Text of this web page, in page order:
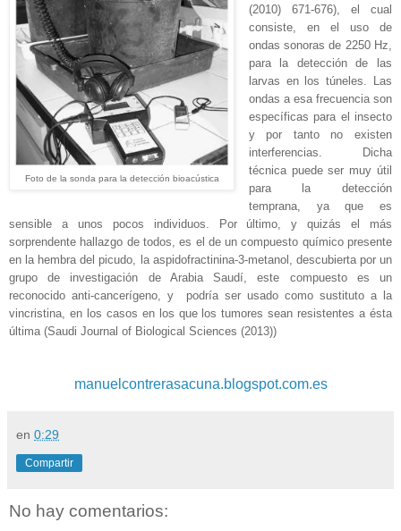
Foto de la sonda para la detección bioacústica
(2010) 671-676), el cual
consiste, en el uso de
ondas sonoras de 2250 Hz,
para la detección de las
larvas en los túneles. Las
ondas a esa frecuencia son
específicas para el insecto
y por tanto no existen
interferencias. Dicha
técnica puede ser muy útil
para la detección
temprana, ya que es
sensible a unos pocos individuos. Por último, y quizás el más
sorprendente hallazgo de todos, es el de un compuesto químico presente
en la hembra del picudo, la aspidofractinina-3-metanol, descubierta por un
grupo de investigación de Arabia Saudí, este compuesto es un
reconocido anti-cancerígeno, y podría ser usado como sustituto a la
vincristina, en los casos en los que los tumores sean resistentes a ésta
última (Saudi Journal of Biological Sciences (2013))
manuelcontrerasacuna.blogspot.com.es
en 0:29
Compartir
No hay comentarios: